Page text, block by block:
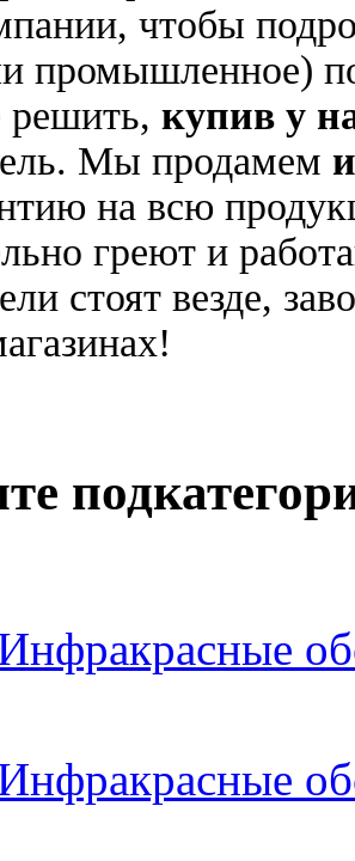
чтобы
промышленное)
решить, купив у
Мы продамем
на всю
греют и
стоят везде,